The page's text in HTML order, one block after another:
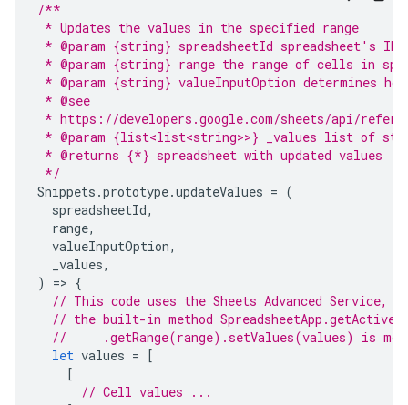
/**
* Updates the values in the specified range
* @param {string} spreadsheetId spreadsheet's ID
* @param {string} range the range of cells in
* @param {string} valueInputOption determines
* @see
* https://developers.google.com/sheets/api/
* @param {list<list<string>>} _values list of
* @returns {*} spreadsheet with updated values
*/
Snippets .prototype.updateValues = (
spreadsheetId,
range,
valueInputOption,
_values,
)
=> {
// This code uses the Sheets Advanced Service,
// the built-in method
//     .getRange(range).setValues(values) is
let values = [
[
// Cell values ...